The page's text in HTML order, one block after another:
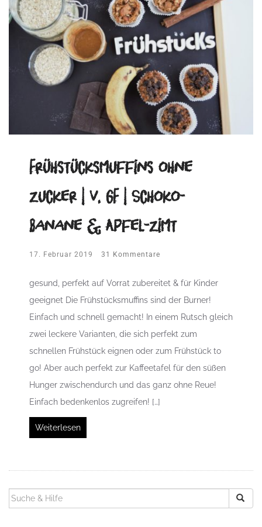
Frühstücksmuffins ohne
Zucker | V, GF | Schoko-
Banane & Apfel-Zimt
17. Februar 2019 31 Kommentare
gesund, perfekt auf Vorrat zubereitet & für Kinder
geeignet Die Frühstücksmuffins sind der Burner!
Einfach und schnell gemacht! In einem Rutsch gleich
zwei leckere Varianten, die sich perfekt zum
schnellen Frühstück eignen oder zum Frühstück to
go! Aber auch perfekt zur Kaffeetafel für den süßen
Hunger zwischendurch und das ganz ohne Reue!
Einfach bedenkenlos zugreifen! […]
Weiterlesen
SUCHEN
NACH: